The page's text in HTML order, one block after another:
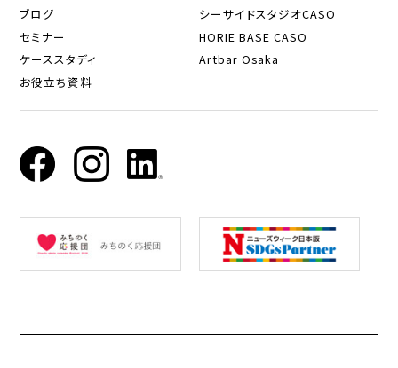
ブログ
セミナー
ケーススタディ
お役立ち資料
シーサイドスタジオCASO
HORIE BASE CASO
Artbar Osaka